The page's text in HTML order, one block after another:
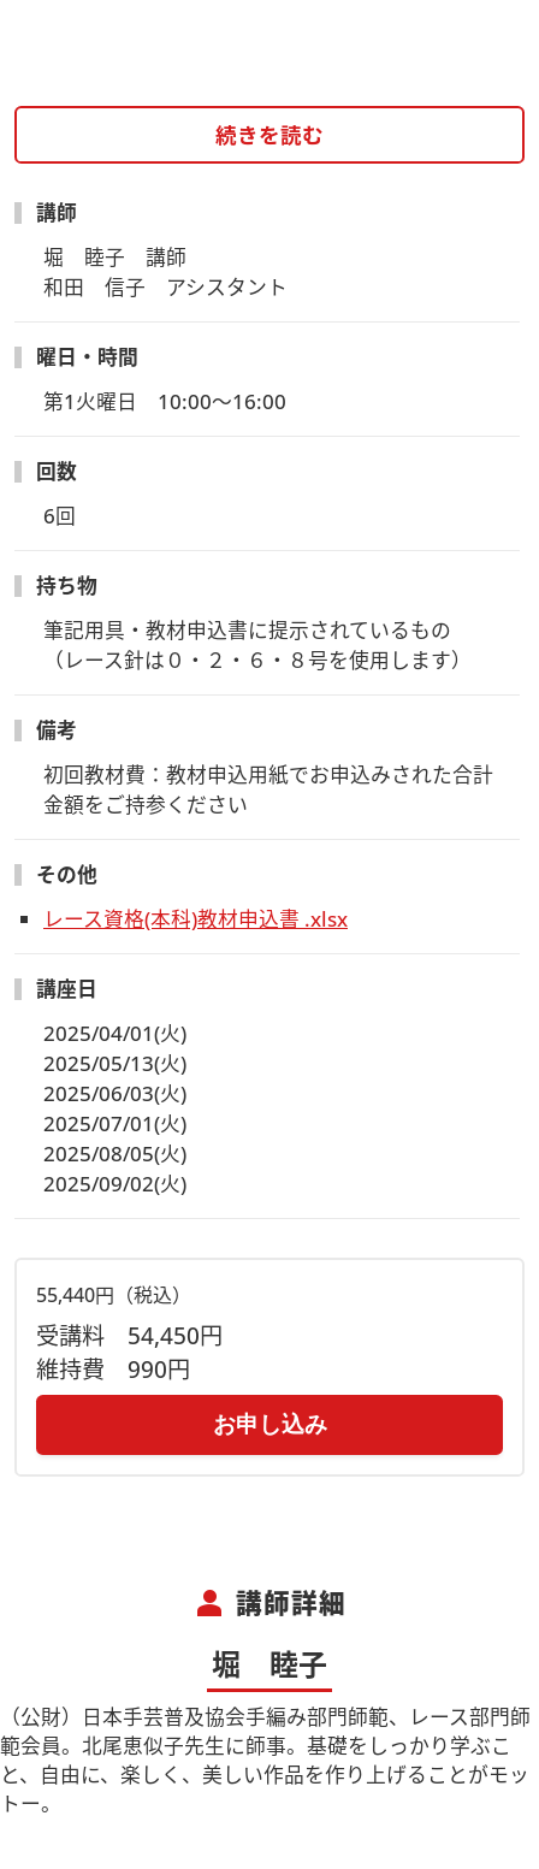
続きを読む
講師
堀　睦子　講師
和田　信子　アシスタント
曜日・時間
第1火曜日　10:00～16:00
回数
6回
持ち物
筆記用具・教材申込書に提示されているもの
（レース針は０・２・６・８号を使用します）
備考
初回教材費：教材申込用紙でお申込みされた合計
金額をご持参ください
その他
レース資格(本科)教材申込書 .xlsx
講座日
2025/04/01(火)
2025/05/13(火)
2025/06/03(火)
2025/07/01(火)
2025/08/05(火)
2025/09/02(火)
55,440円（税込）
受講料 54,450円
維持費 990円
お申し込み
person 講師詳細
堀 睦子
（公財）日本手芸普及協会手編み部門師範、レース部門師
範会員。北尾恵似子先生に師事。基礎をしっかり学ぶこ
と、自由に、楽しく、美しい作品を作り上げることがモッ
トー。